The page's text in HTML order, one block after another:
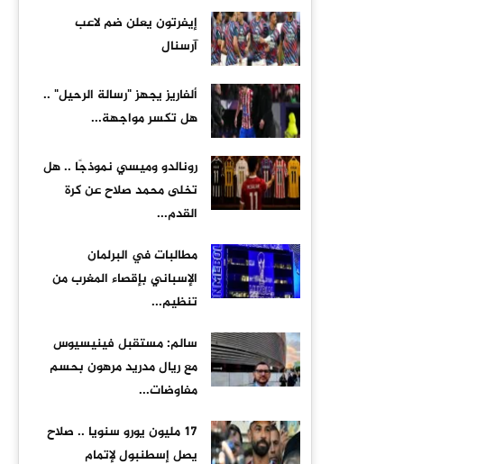
إيفرتون يعلن ضم لاعب
آرسنال
ألفاريز يجهز "رسالة الرحيل" ..
هل تكسر مواجهة...
رونالدو وميسي نموذجًا .. هل
تخلى محمد صلاح عن كرة
القدم...
مطالبات في البرلمان
الإسباني بإقصاء المغرب من
تنظيم...
سالم: مستقبل فينيسيوس
مع ريال مدريد مرهون بحسم
مفاوضات...
17 مليون يورو سنويا .. صلاح
يصل إسطنبول لإتمام